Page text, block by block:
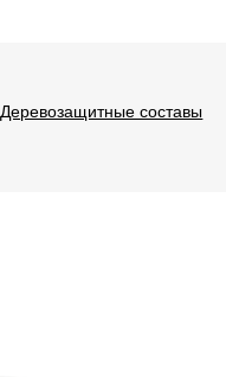
Деревозащитные составы